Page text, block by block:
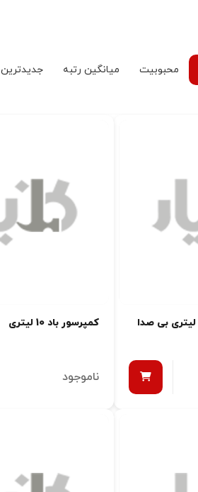
محبوبیت میانگین رتبه جدیدترین
کمپرسور باد 10 لیتری
ناموجود